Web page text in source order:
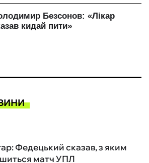
Федецький сказав, з яким
матч УПЛ